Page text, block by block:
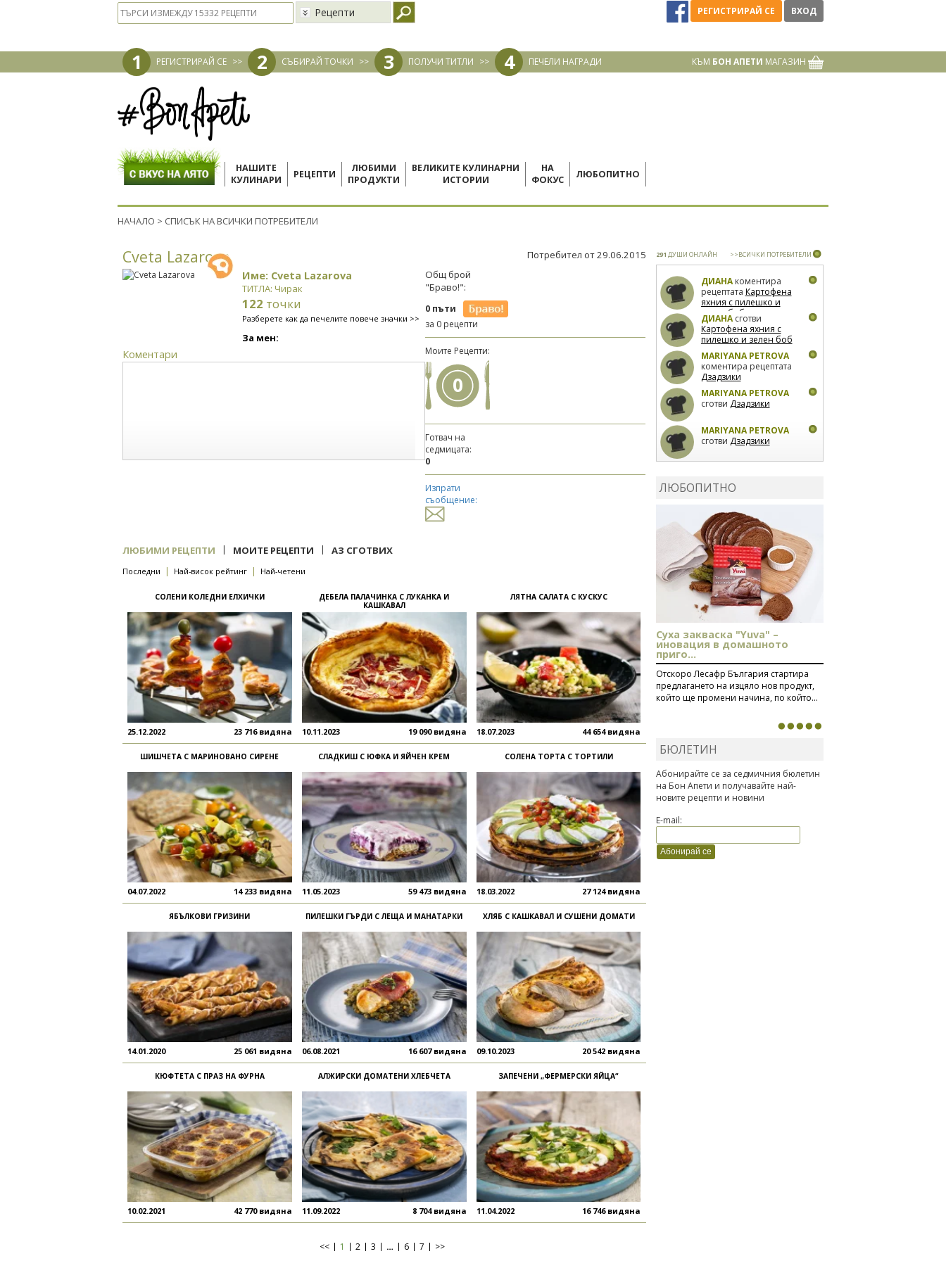
Рецепти РЕГИСТРИРАЙ СЕ ВХОД
1 РЕГИСТРИРАЙ СЕ >> 2 СЪБИРАЙ ТОЧКИ >> 3 ПОЛУЧИ ТИТЛИ >> 4 ПЕЧЕЛИ НАГРАДИ КЪМ БОН АПЕТИ МАГАЗИН
НАШИТЕ
КУЛИНАРИ
РЕЦЕПТИ
ЛЮБИМИ
ПРОДУКТИ
ВЕЛИКИТЕ КУЛИНАРНИ
ИСТОРИИ
НА
ФОКУС
ЛЮБОПИТНО
НАЧАЛО > СПИСЪК НА ВСИЧКИ ПОТРЕБИТЕЛИ
Cveta Lazarova Потребител от 29.06.2015
Име: Cveta Lazarova
ТИТЛА: Чирак
122 точки
Разберете как да печелите повече значки >>
За мен:
Коментари
Общ брой
"Браво!":
0 пъти
за 0 рецепти
Моите Рецепти:
0
Готвач на
седмицата:
0
Изпрати
съобщение:
ЛЮБИМИ РЕЦЕПТИ | МОИТЕ РЕЦЕПТИ | АЗ СГОТВИХ
Последни | Най-висок рейтинг | Най-четени
СОЛЕНИ КОЛЕДНИ ЕЛХИЧКИ
25.12.2022 23 716 видяна
ДЕБЕЛА ПАЛАЧИНКА С ЛУКАНКА И
КАШКАВАЛ
10.11.2023 19 090 видяна
ЛЯТНА САЛАТА С КУСКУС
18.07.2023 44 654 видяна
ШИШЧЕТА С МАРИНОВАНО СИРЕНЕ
04.07.2022 14 233 видяна
СЛАДКИШ С ЮФКА И ЯЙЧЕН КРЕМ
11.05.2023 59 473 видяна
СОЛЕНА ТОРТА С ТОРТИЛИ
18.03.2022 27 124 видяна
ЯБЪЛКОВИ ГРИЗИНИ
14.01.2020 25 061 видяна
ПИЛЕШКИ ГЪРДИ С ЛЕЩА И МАНАТАРКИ
06.08.2021 16 607 видяна
ХЛЯБ С КАШКАВАЛ И СУШЕНИ ДОМАТИ
09.10.2023 20 542 видяна
КЮФТЕТА С ПРАЗ НА ФУРНА
10.02.2021 42 770 видяна
АЛЖИРСКИ ДОМАТЕНИ ХЛЕБЧЕТА
11.09.2022 8 704 видяна
ЗАПЕЧЕНИ „ФЕРМЕРСКИ ЯЙЦА“
11.04.2022 16 746 видяна
<< 1 2 3 … 6 7 >>
291 ДУШИ ОНЛАЙН >>ВСИЧКИ ПОТРЕБИТЕЛИ
ДИАНАкоментира
рецептата Картофена
яхния с пилешко и
зелен боб
ДИАНАсготви
Картофена яхния с
пилешко и зелен боб
MARIYANA PETROVA
коментира рецептата
Дзадзики
MARIYANA PETROVA
сготви Дзадзики
MARIYANA PETROVA
сготви Дзадзики
фурна
рецептатаСвински
ребра с печени
картофи
ЛЮБОПИТНО
Суха закваска "Yuva" –
иновация в домашното
приго...
Отскоро Лесафр България стартира
предлагането на изцяло нов продукт,
който ще промени начина, по който...
БЮЛЕТИН
Абонирайте се за седмичния бюлетин
на Бон Апети и получавайте най-
новите рецепти и новини
E-mail: